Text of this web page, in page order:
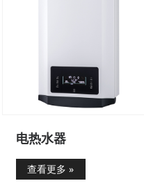
电热水器
查看更多 »